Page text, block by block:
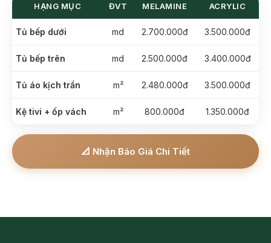
HẠNG MỤC ĐVT MELAMINE ACRYLIC
Tủ bếp dưới md 2.700.000đ 3.500.000đ
Tủ bếp trên md 2.500.000đ 3.400.000đ
Tủ áo kịch trần m² 2.480.000đ 3.500.000đ
Kệ tivi + ốp vách m² 800.000đ 1.350.000đ
📐 Nhận Báo Giá Chi Tiết